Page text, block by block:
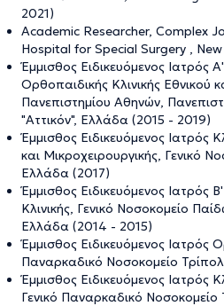
2021)
Academic Researcher, Complex
Hospital for Special Surgery ,
Έμμισθος Ειδικευόμενος Ιατρός
Ορθοπαιδικής Κλινικής Εθνικού
Πανεπιστημίου Αθηνών,
"Αττικόν", Ελλάδα (2015 - 2019)
Έμμισθος Ειδικευόμενος Ιατρός
και Μικροχειρουργικής, Γενικό
Ελλάδα (2017)
Έμμισθος Ειδικευόμενος Ιατρός
Κλινικής, Γενικό Νοσοκομείο
Ελλάδα (2014 - 2015)
Έμμισθος Ειδικευόμενος Ιατρός
Παναρκαδικό Νοσοκομείο
Έμμισθος Ειδικευόμενος Ιατρός
Γενικό Παναρκαδικό